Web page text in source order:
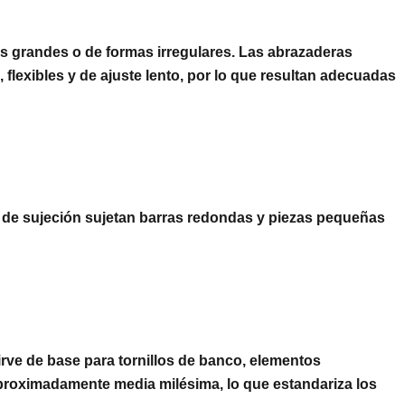
grandes o de formas irregulares. Las abrazaderas
y de ajuste lento, por lo que resultan adecuadas
sujeción sujetan barras redondas y piezas pequeñas
de base para tornillos de banco, elementos
media milésima, lo que estandariza los